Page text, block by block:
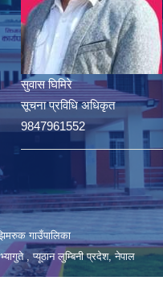
सुवास घिमिरे
सूचना प्रविधि अधिकृत
9847961552
गाउँपालिका
, प्यूठान लुम्बिनी प्रदेश, नेपाल